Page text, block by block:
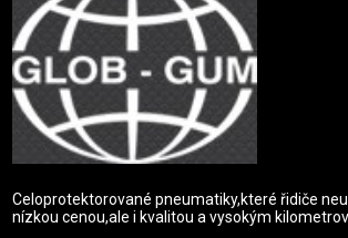
Celoprotektorované pneumatiky,které řidiče
nízkou cenou,ale i kvalitou a vysokým